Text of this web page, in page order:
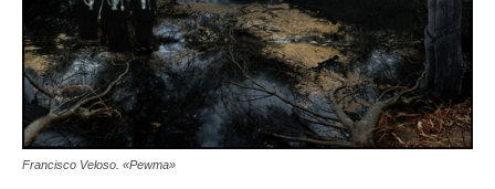
Francisco Veloso. «Pewma»